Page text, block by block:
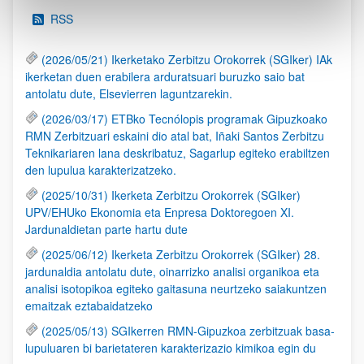
RSS
(2026/05/21) Ikerketako Zerbitzu Orokorrek (SGIker) IAk
ikerketan duen erabilera arduratsuari buruzko saio bat
antolatu dute, Elsevierren laguntzarekin.
(2026/03/17) ETBko Tecnólopis programak Gipuzkoako
RMN Zerbitzuari eskaini dio atal bat, Iñaki Santos Zerbitzu
Teknikariaren lana deskribatuz, Sagarlup egiteko erabiltzen
den lupulua karakterizatzeko.
(2025/10/31) Ikerketa Zerbitzu Orokorrek (SGIker)
UPV/EHUko Ekonomia eta Enpresa Doktoregoen XI.
Jardunaldietan parte hartu dute
(2025/06/12) Ikerketa Zerbitzu Orokorrek (SGIker) 28.
jardunaldia antolatu dute, oinarrizko analisi organikoa eta
analisi isotopikoa egiteko gaitasuna neurtzeko saiakuntzen
emaitzak eztabaidatzeko
(2025/05/13) SGIkerren RMN-Gipuzkoa zerbitzuak basa-
lupuluaren bi barietateren karakterizazio kimikoa egin du